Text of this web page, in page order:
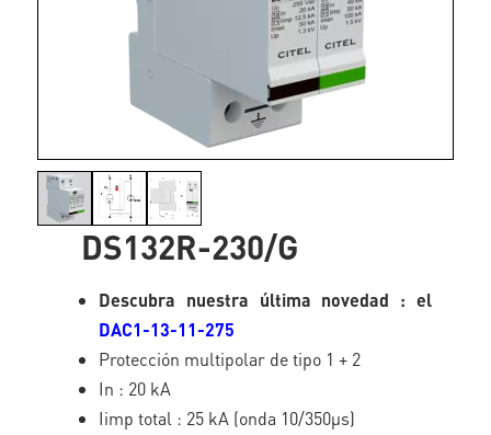
DS132R-230/G
Descubra nuestra última novedad : el
DAC1-13-11-275
Protección multipolar de tipo 1 + 2
In : 20 kA
Iimp total : 25 kA (onda 10/350µs)